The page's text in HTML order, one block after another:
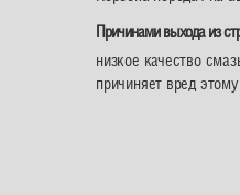
Причинами выхода из
низкое качество
причиняет вред